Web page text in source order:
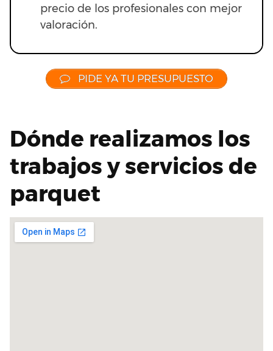
precio de los profesionales con mejor
valoración.
PIDE YA TU PRESUPUESTO
Dónde realizamos los
trabajos y servicios de
parquet